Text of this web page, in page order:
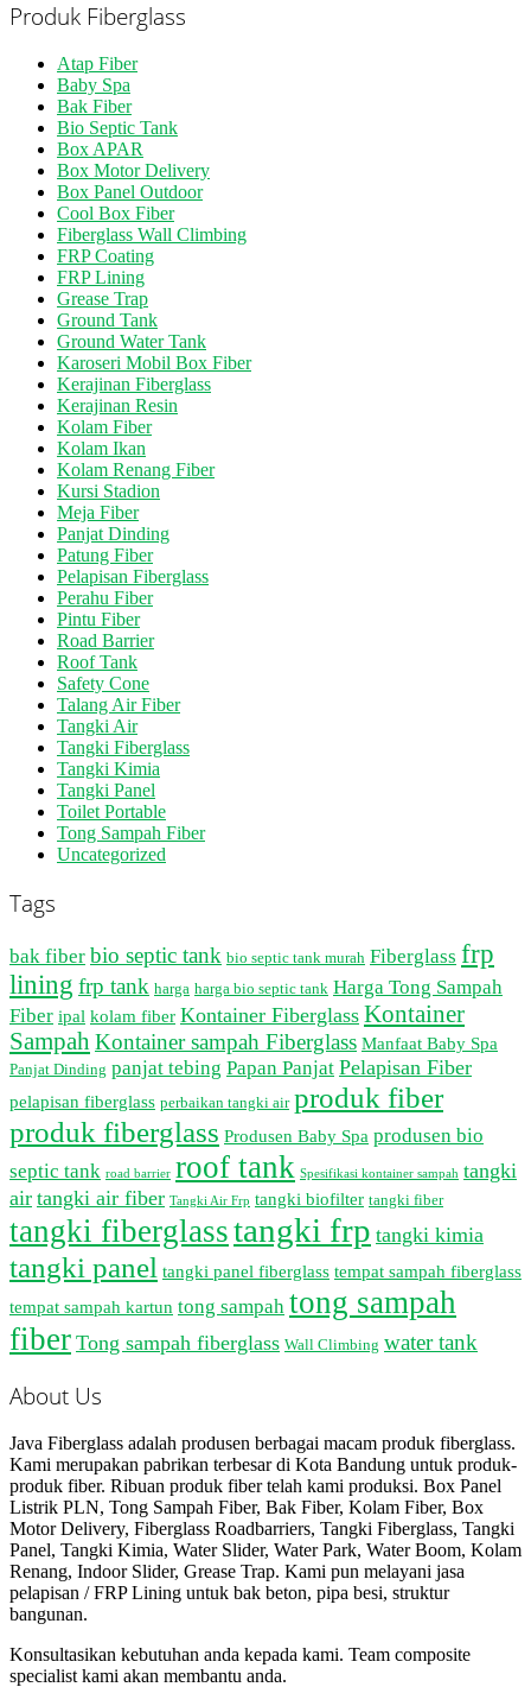
Produk Fiberglass
Atap Fiber
Baby Spa
Bak Fiber
Bio Septic Tank
Box APAR
Box Motor Delivery
Box Panel Outdoor
Cool Box Fiber
Fiberglass Wall Climbing
FRP Coating
FRP Lining
Grease Trap
Ground Tank
Ground Water Tank
Karoseri Mobil Box Fiber
Kerajinan Fiberglass
Kerajinan Resin
Kolam Fiber
Kolam Ikan
Kolam Renang Fiber
Kursi Stadion
Meja Fiber
Panjat Dinding
Patung Fiber
Pelapisan Fiberglass
Perahu Fiber
Pintu Fiber
Road Barrier
Roof Tank
Safety Cone
Talang Air Fiber
Tangki Air
Tangki Fiberglass
Tangki Kimia
Tangki Panel
Toilet Portable
Tong Sampah Fiber
Uncategorized
Tags
bak fiber bio septic tank bio septic tank murah Fiberglass frp
lining frp tank harga harga bio septic tank Harga Tong Sampah
Fiber ipal kolam fiber Kontainer Fiberglass Kontainer
SampahKontainer sampah Fiberglass Manfaat Baby Spa
Panjat Dinding panjat tebing Papan Panjat Pelapisan Fiber
pelapisan fiberglass perbaikan tangki air produk fiber
produk fiberglass Produsen Baby Spa produsen bio
septic tank road barrier roof tank Spesifikasi kontainer sampah tangki
air tangki air fiber Tangki Air Frp tangki biofilter tangki fiber
tangki fiberglasstangki frp tangki kimia
tangki panel tangki panel fiberglass tempat sampah fiberglass
tempat sampah kartun tong sampah tong sampah
fiber Tong sampah fiberglass Wall Climbing water tank
About Us
Java Fiberglass adalah produsen berbagai macam produk fiberglass.
Kami merupakan pabrikan terbesar di Kota Bandung untuk produk-
produk fiber. Ribuan produk fiber telah kami produksi. Box Panel
Listrik PLN, Tong Sampah Fiber, Bak Fiber, Kolam Fiber, Box
Motor Delivery, Fiberglass Roadbarriers, Tangki Fiberglass, Tangki
Panel, Tangki Kimia, Water Slider, Water Park, Water Boom, Kolam
Renang, Indoor Slider, Grease Trap. Kami pun melayani jasa
pelapisan / FRP Lining untuk bak beton, pipa besi, struktur
bangunan.
Konsultasikan kebutuhan anda kepada kami. Team composite
specialist kami akan membantu anda.